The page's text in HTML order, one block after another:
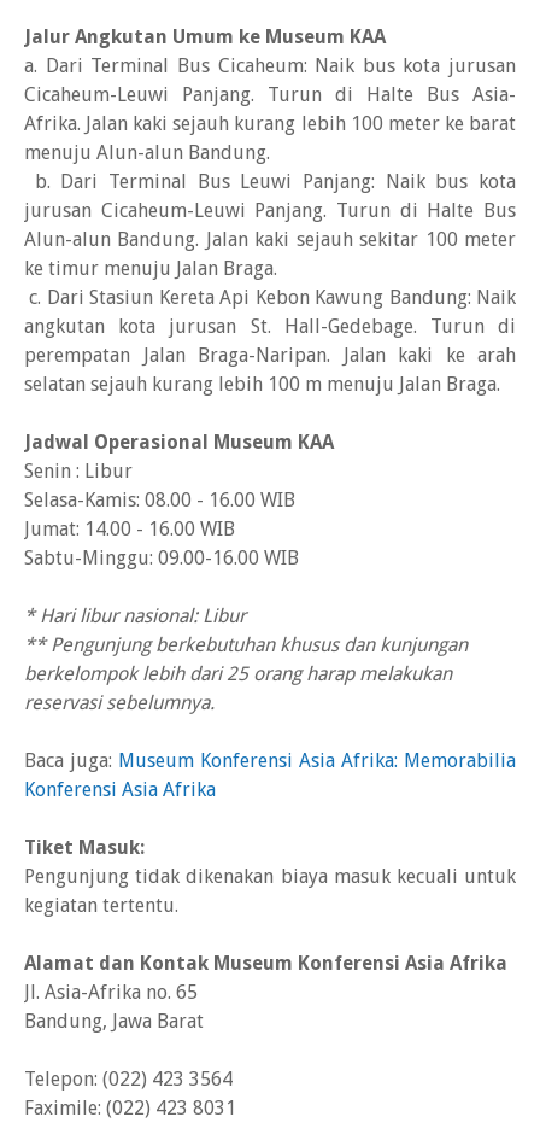
Jalur Angkutan Umum ke Museum KAA
a. Dari Terminal Bus Cicaheum: Naik bus kota jurusan
Cicaheum-Leuwi Panjang. Turun di Halte Bus Asia-
Afrika. Jalan kaki sejauh kurang lebih 100 meter ke barat
menuju Alun-alun Bandung.
b. Dari Terminal Bus Leuwi Panjang: Naik bus kota
jurusan Cicaheum-Leuwi Panjang. Turun di Halte Bus
Alun-alun Bandung. Jalan kaki sejauh sekitar 100 meter
ke timur menuju Jalan Braga.
c. Dari Stasiun Kereta Api Kebon Kawung Bandung: Naik
angkutan kota jurusan St. Hall-Gedebage. Turun di
perempatan Jalan Braga-Naripan. Jalan kaki ke arah
selatan sejauh kurang lebih 100 m menuju Jalan Braga.
Jadwal Operasional Museum KAA
Senin : Libur
Selasa-Kamis: 08.00 - 16.00 WIB
Jumat: 14.00 - 16.00 WIB
Sabtu-Minggu: 09.00-16.00 WIB
* Hari libur nasional: Libur
** Pengunjung berkebutuhan khusus dan kunjungan
berkelompok lebih dari 25 orang harap melakukan
reservasi sebelumnya.
Baca juga: Museum Konferensi Asia Afrika: Memorabilia
Konferensi Asia Afrika
Tiket Masuk:
Pengunjung tidak dikenakan biaya masuk kecuali untuk
kegiatan tertentu.
Alamat dan Kontak Museum Konferensi Asia Afrika
Jl. Asia-Afrika no. 65
Bandung, Jawa Barat
Telepon: (022) 423 3564
Faximile: (022) 423 8031